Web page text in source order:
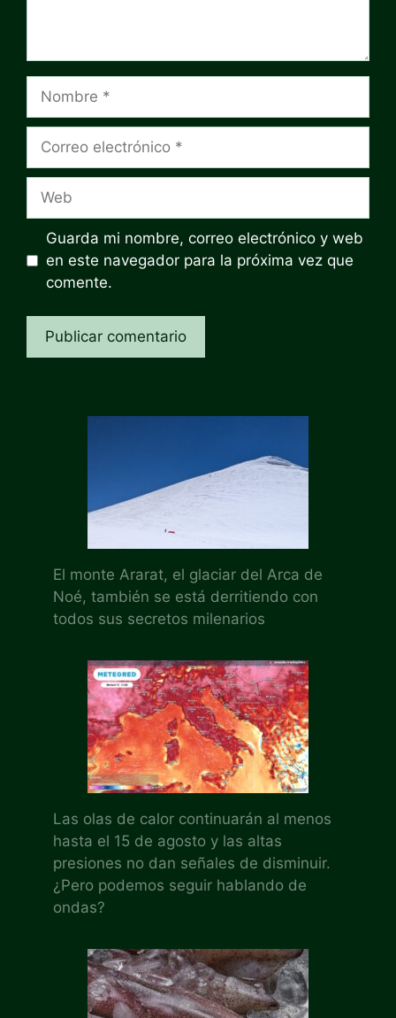
electrónico
Guarda mi nombre, correo electrónico y web
en este navegador para la próxima vez que
comente.
El monte Ararat, el glaciar del Arca de
Noé, también se está derritiendo con
todos sus secretos milenarios
Las olas de calor continuarán al menos
hasta el 15 de agosto y las altas
presiones no dan señales de disminuir.
¿Pero podemos seguir hablando de
ondas?